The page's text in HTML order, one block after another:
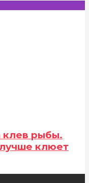
клев рыбы.
клюет